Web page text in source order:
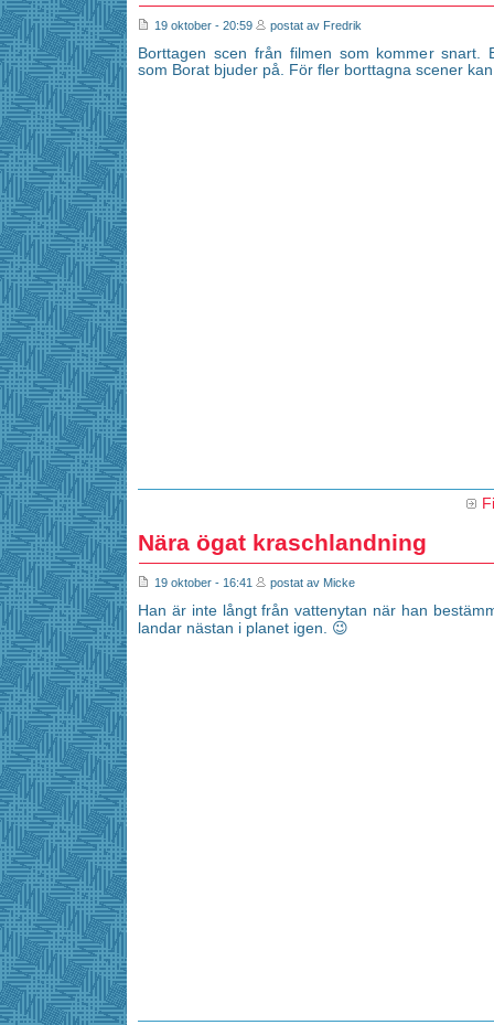
19 oktober - 20:59 postat av Fredrik
Borttagen scen från filmen som kommer snart.
som Borat bjuder på. För fler borttagna scener
Nära ögat kraschlandning
19 oktober - 16:41 postat av Micke
Han är inte långt från vattenytan när han
landar nästan i planet igen. 😉